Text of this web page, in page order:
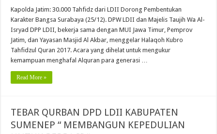
Kapolda Jatim: 30.000 Tahfidz dari LDII Dorong Pembentukan
Karakter Bangsa Surabaya (25/12). DPW LDII dan Majelis Taujih Wa Al-
Isryad DPP LDII, bekerja sama dengan MUI Jawa Timur, Pemprov
Jatim, dan Yayasan Masjid Al Akbar, menggelar Halaqoh Kubro
Tahfidzul Quran 2017. Acara yang dihelat untuk mengukur
kemampuan menghafal Alquran para generasi …
Read More »
TEBAR QURBAN DPD LDII KABUPATEN
SUMENEP “ MEMBANGUN KEPEDULIAN